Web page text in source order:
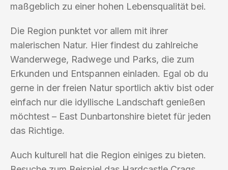
maßgeblich zu einer hohen Lebensqualität bei.
Die Region punktet vor allem mit ihrer
malerischen Natur. Hier findest du zahlreiche
Wanderwege, Radwege und Parks, die zum
Erkunden und Entspannen einladen. Egal ob du
gerne in der freien Natur sportlich aktiv bist oder
einfach nur die idyllische Landschaft genießen
möchtest – East Dunbartonshire bietet für jeden
das Richtige.
Auch kulturell hat die Region einiges zu bieten.